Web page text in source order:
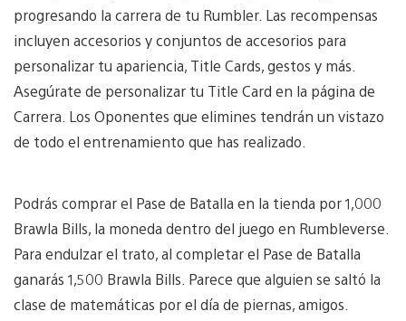
progresando la carrera de tu Rumbler. Las recompensas
incluyen accesorios y conjuntos de accesorios para
personalizar tu apariencia, Title Cards, gestos y más.
Asegúrate de personalizar tu Title Card en la página de
Carrera. Los Oponentes que elimines tendrán un vistazo
de todo el entrenamiento que has realizado.
Podrás comprar el Pase de Batalla en la tienda por 1,000
Brawla Bills, la moneda dentro del juego en Rumbleverse.
Para endulzar el trato, al completar el Pase de Batalla
ganarás 1,500 Brawla Bills. Parece que alguien se saltó la
clase de matemáticas por el día de piernas, amigos.